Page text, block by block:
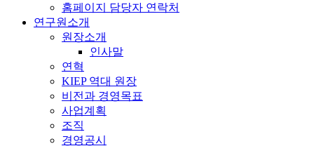
홈페이지 담당자 연락처
연구원소개
원장소개
인사말
연혁
KIEP 역대 원장
비전과 경영목표
사업계획
조직
경영공시